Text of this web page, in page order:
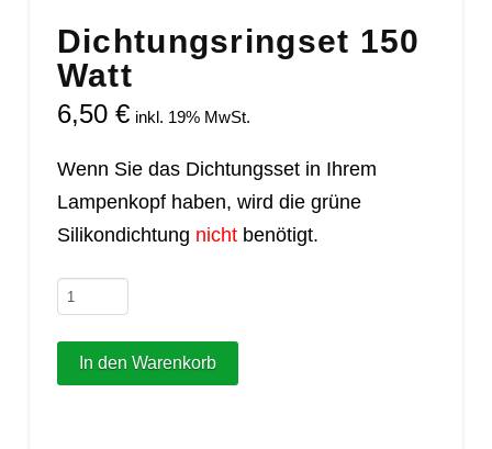
Dichtungsringset 150
Watt
6,50 € inkl. 19% MwSt.
Wenn Sie das Dichtungsset in Ihrem
Lampenkopf haben, wird die grüne
Silikondichtung nichtbenötigt.
Dichtungsringset
Watt
Menge
In den Warenkorb